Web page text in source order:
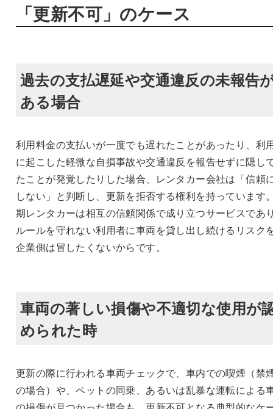
「更新不可」のケース
過去の支払遅延や交通違反の未報告
ある場合
利用料金の支払いが一度でも遅れたことがあったり、利
に起こした軽微な自損事故や交通違反を報告せずに隠し
たことが発覚したりした場合、レンタカー会社は「信頼
しない」と判断し、更新を拒否する権利を持っています
期レンタカーは相互の信頼関係で成り立つサービスであ
ルールを守れない利用者に車両を貸し出し続けるリスク
企業側は冒したくないからです。
車両の著しい損傷や不適切な使用が
められた時
更新の際に行われる車両チェックで、車内での喫煙（禁
の場合）や、ペットの同乗、あるいは乱暴な運転による